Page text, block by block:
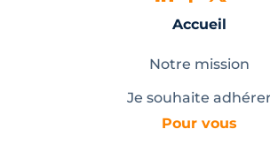
Accueil
Notre mission
Je souhaite adhérer
Pour vous